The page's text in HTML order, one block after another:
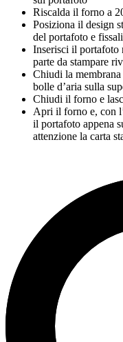
Riscalda il forno a
Posiziona il design
del portafoto e
Inserisci il portafoto
parte da stampare
Chiudi la
bolle d’aria sulla
Chiudi il forno e
Apri il forno e, con
il portafoto appena
attenzione la carta